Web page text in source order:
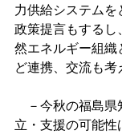
力供給システム
政策提言もするし
然エネルギー組
ど連携、交流も考
－今秋の福島県
立・支援の可能性